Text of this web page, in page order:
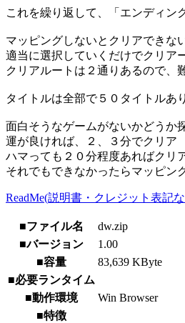
これを繰り返して、「エンディン
マッピングしないとクリアできな
適当に選択していくだけでクリア
クリアルートは２通りあるので、
タイトルは全部で５０タイトルあ
面白そうなゲームがないかどうか
運が良ければ、２、３分でクリア
ハマっても２０分程度あればクリ
それでもできなかったらマッピン
ReadMe(説明書・クレジット表記
■ファイル名
dw.zip
■バージョン
1.00
■容量
83,639 KByte
■必要ランタイム
■動作環境
Win Browser
■特徴